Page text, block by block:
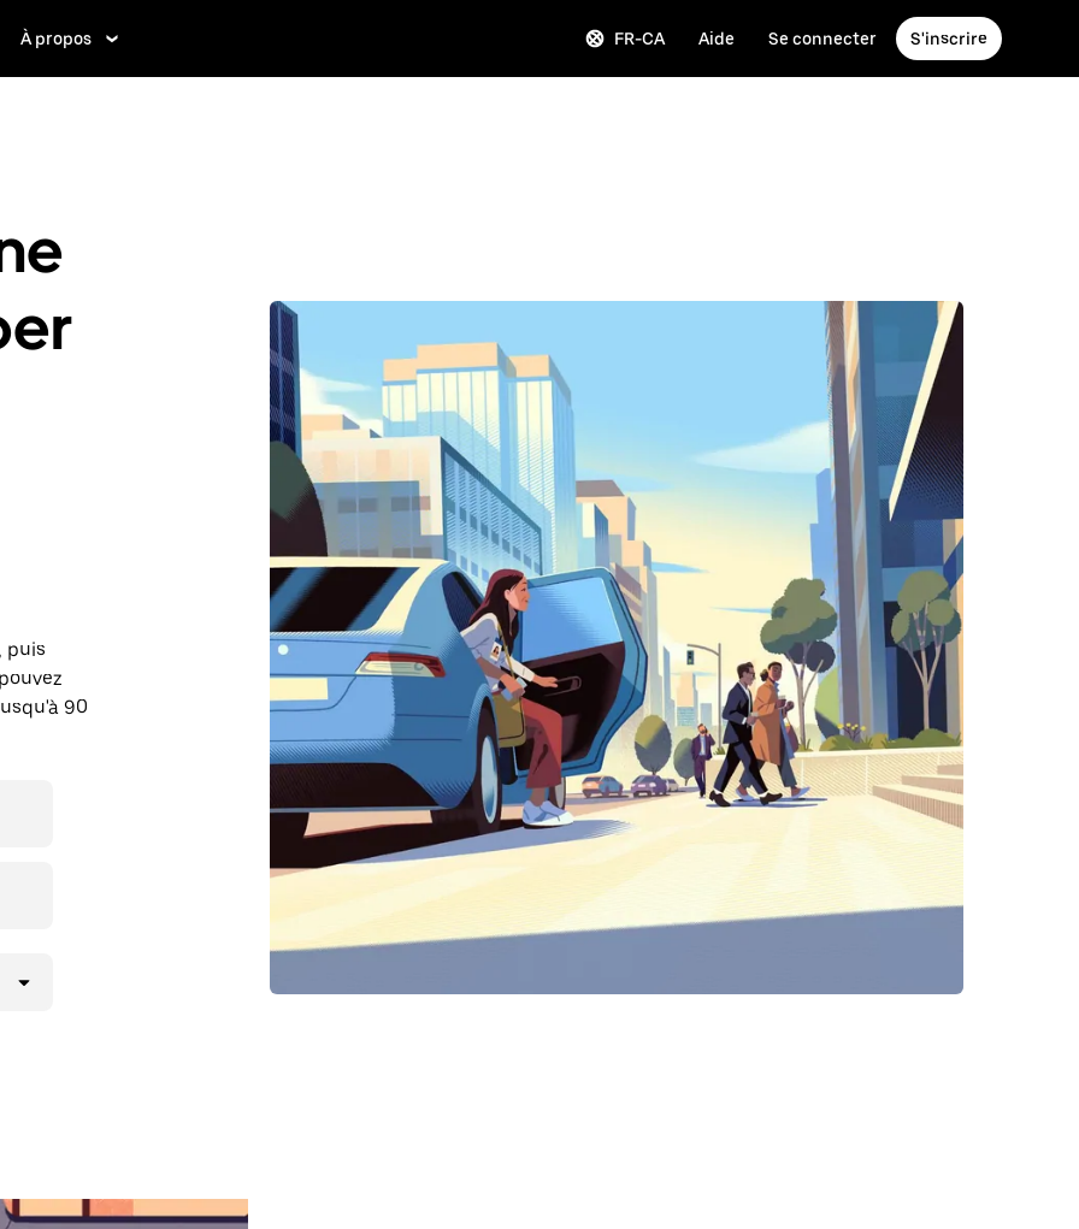
À propos FR-CA Aide Se connecter S'inscrire
puis
90